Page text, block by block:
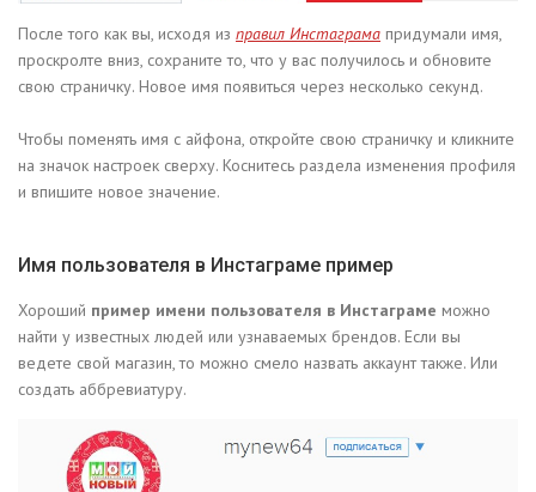
После того как вы, исходя из правил Инстаграма придумали имя,
проскролте вниз, сохраните то, что у вас получилось и обновите
свою страничку. Новое имя появиться через несколько секунд.
Чтобы поменять имя с айфона, откройте свою страничку и кликните
на значок настроек сверху. Коснитесь раздела изменения профиля
и впишите новое значение.
Имя пользователя в Инстаграме пример
Хороший пример имени пользователя в Инстаграме можно
найти у известных людей или узнаваемых брендов. Если вы
ведете свой магазин, то можно смело назвать аккаунт также. Или
создать аббревиатуру.